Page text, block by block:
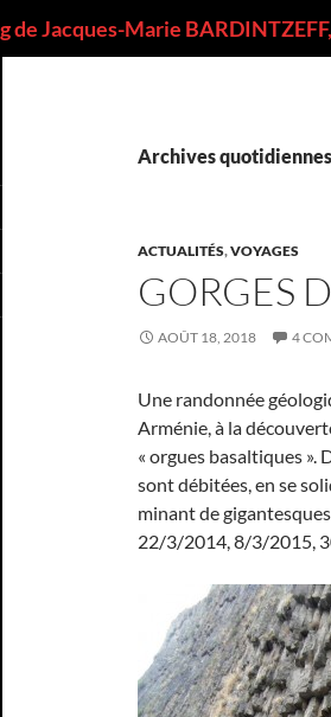
de Jacques-Marie
Archives
ACTUALITÉS,VOYAGES
GORGES
AOÛT 18, 2018 4
Une randonnée
Arménie, à la
« orgues basaltiques ».
sont débitées, en se
minant de
22/3/2014, 8/3/2015,